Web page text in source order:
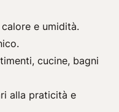
e umidità.
cucine, bagni
alla praticità e